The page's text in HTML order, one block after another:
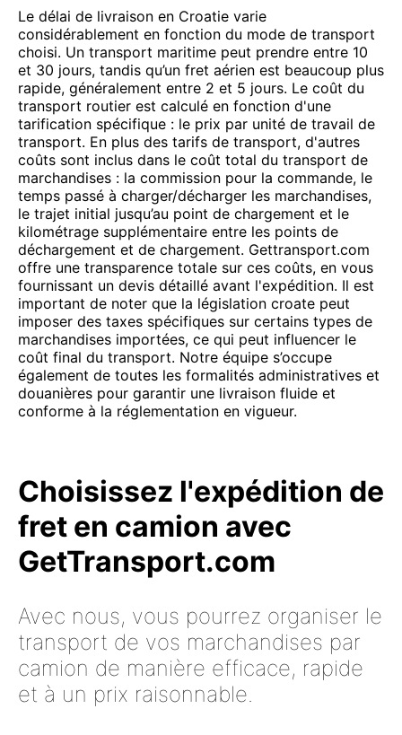
Le délai de livraison en Croatie varie
considérablement en fonction du mode de transport
choisi. Un transport maritime peut prendre entre 10
et 30 jours, tandis qu’un fret aérien est beaucoup plus
rapide, généralement entre 2 et 5 jours. Le coût du
transport routier est calculé en fonction d'une
tarification spécifique : le prix par unité de travail de
transport. En plus des tarifs de transport, d'autres
coûts sont inclus dans le coût total du transport de
marchandises : la commission pour la commande, le
temps passé à charger/décharger les marchandises,
le trajet initial jusqu’au point de chargement et le
kilométrage supplémentaire entre les points de
déchargement et de chargement. Gettransport.com
offre une transparence totale sur ces coûts, en vous
fournissant un devis détaillé avant l'expédition. Il est
important de noter que la législation croate peut
imposer des taxes spécifiques sur certains types de
marchandises importées, ce qui peut influencer le
coût final du transport. Notre équipe s’occupe
également de toutes les formalités administratives et
douanières pour garantir une livraison fluide et
conforme à la réglementation en vigueur.
Choisissez l'expédition de
fret en camion avec
GetTransport.com
Avec nous, vous pourrez organiser le
transport de vos marchandises par
camion de manière efficace, rapide
et à un prix raisonnable.